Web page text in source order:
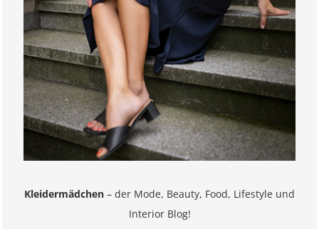
Kleidermädchen – der Mode, Beauty, Food, Lifestyle und
Interior Blog!